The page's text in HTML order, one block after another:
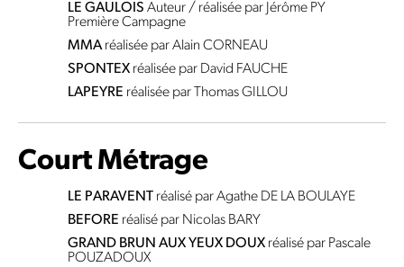
LE GAULOIS Auteur / réalisée par Jérôme PY
Première Campagne
MMA réalisée par Alain CORNEAU
SPONTEX réalisée par David FAUCHE
LAPEYRE réalisée par Thomas GILLOU
Court Métrage
LE PARAVENT réalisé par Agathe DE LA BOULAYE
BEFORE réalisé par Nicolas BARY
GRAND BRUN AUX YEUX DOUX réalisé par Pascale
POUZADOUX